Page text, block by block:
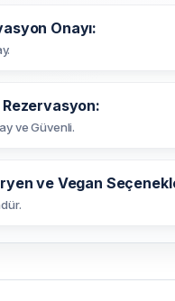
Onayı:
Rezervasyon:
ve Güvenli.
ve Vegan